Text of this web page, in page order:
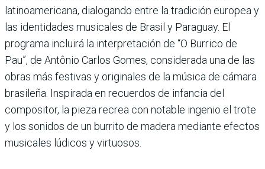
latinoamericana, dialogando entre la tradición europea y
las identidades musicales de Brasil y Paraguay. El
programa incluirá la interpretación de “O Burrico de
Pau”, de Antônio Carlos Gomes, considerada una de las
obras más festivas y originales de la música de cámara
brasileña. Inspirada en recuerdos de infancia del
compositor, la pieza recrea con notable ingenio el trote
y los sonidos de un burrito de madera mediante efectos
musicales lúdicos y virtuosos.